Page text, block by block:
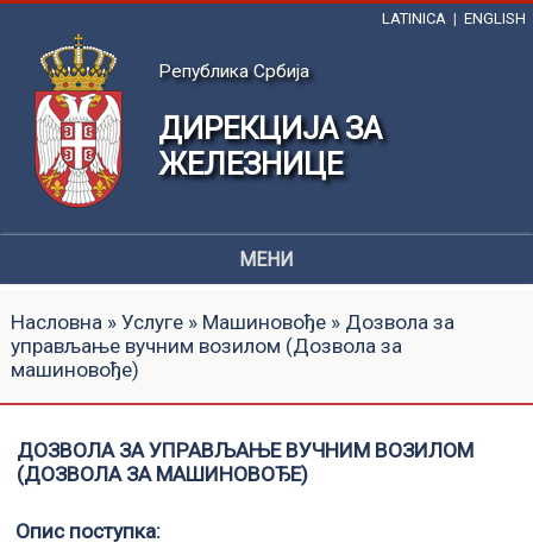
LATINICA | ENGLISH
Република Србија
ДИРЕКЦИЈА ЗА
ЖЕЛЕЗНИЦЕ
МЕНИ
Насловна» Услуге» Машиновође» Дозвола за
управљање вучним возилом (Дозвола за
машиновође)
ДОЗВОЛА ЗА УПРАВЉАЊЕ ВУЧНИМ ВОЗИЛОМ
(ДОЗВОЛА ЗА МАШИНОВОЂЕ)
Опис поступка: